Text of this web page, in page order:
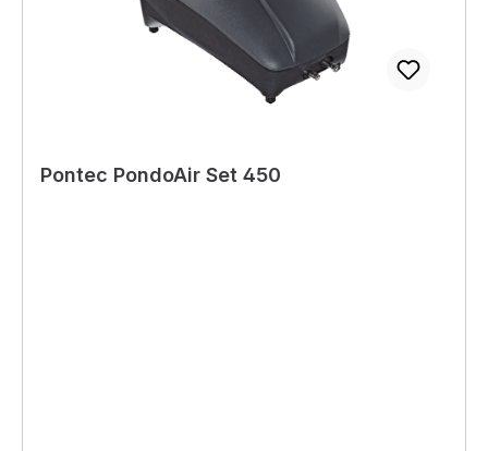
Pontec PondoAir Set 450